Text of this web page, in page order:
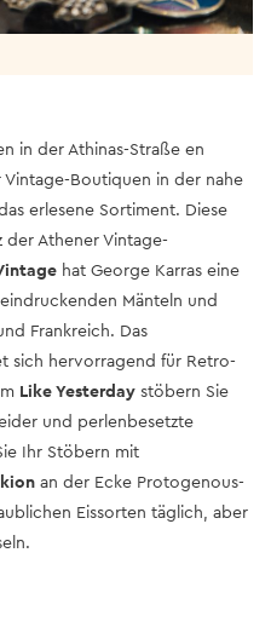
in der Athinas-Straße en
Vintage-Boutiquen in der nahe
erlesene Sortiment. Diese
der Athener Vintage-
hat George Karras eine
Mänteln und
Frankreich. Das
sich hervorragend für Retro-
Like Yesterday stöbern Sie
und perlenbesetzte
Ihr Stöbern mit
an der Ecke Protogenous-
Eissorten täglich, aber